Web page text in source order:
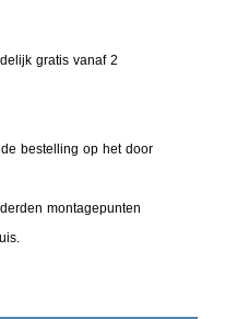
gratis vanaf 2
bestelling op het door
montagepunten